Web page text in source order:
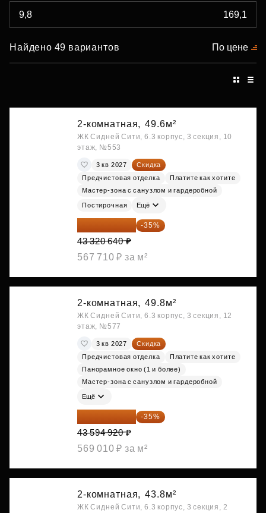
Найдено 49 вариантов По цене
2-комнатная, 49.6м²
ЖК Сидней Сити, 6.3 корпус, 3 секция, 10
этаж, №553
3 кв 2027
Скидка
Предчистовая отделка
Платите как хотите
Мастер-зона с санузлом и гардеробной
Постирочная Ещё
28 158 416 ₽ -35%
43 320 640 ₽
567 710 ₽ за м²
2-комнатная, 49.8м²
ЖК Сидней Сити, 6.3 корпус, 3 секция, 12
этаж, №577
3 кв 2027
Скидка
Предчистовая отделка
Платите как хотите
Панорамное окно (1 и более)
Мастер-зона с санузлом и гардеробной
Ещё
28 336 698 ₽ -35%
43 594 920 ₽
569 010 ₽ за м²
2-комнатная, 43.8м²
ЖК Сидней Сити, 6.3 корпус, 3 секция, 2